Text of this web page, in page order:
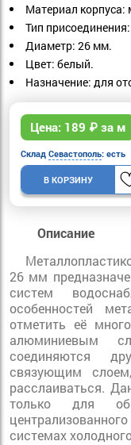
Материал корпуса:
Тип присоединения:
Диаметр: 26 мм.
Цвет: белый.
Назначение: для
Цена: 189 ₽ за м
Склад Севастополь: есть
В КОРЗИНУ
Описание
26 мм
систем
особенностей
отметить её
алюминиевым
соединяются
связующим
расслаиваться.
только для
системах